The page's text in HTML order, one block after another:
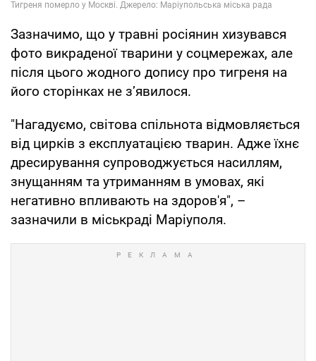
Зазначимо, що у травні росіянин хизувався
фото викраденої тварини у соцмережах, але
після цього жодного допису про тигреня на
його сторінках не зʼявилося.
"Нагадуємо, світова спільнота відмовляється
від цирків з експлуатацією тварин. Адже їхнє
дресирування супроводжується насиллям,
знущанням та утриманням в умовах, які
негативно впливають на здоров'я", –
зазначили в міськраді Маріуполя.